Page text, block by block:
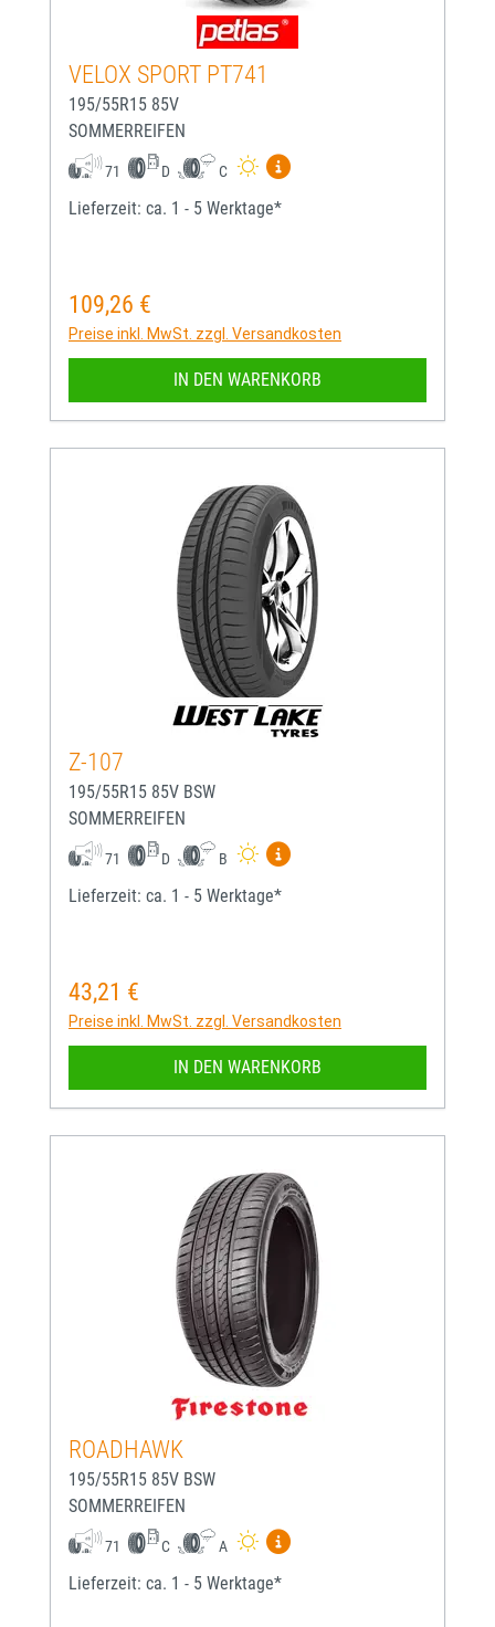
VELOX SPORT PT741
195/55R15 85V
SOMMERREIFEN
71 D C
Mehr Informationen zum
Lieferzeit: ca. 1 - 5 Werktage*
Regulärer Preis:
109,26 €
Preise inkl. MwSt. zzgl. Versandkosten
IN DEN WARENKORB
Z-107
195/55R15 85V BSW
SOMMERREIFEN
71 D B
Mehr Informationen zum
Lieferzeit: ca. 1 - 5 Werktage*
Regulärer Preis:
43,21 €
Preise inkl. MwSt. zzgl. Versandkosten
IN DEN WARENKORB
ROADHAWK
195/55R15 85V BSW
SOMMERREIFEN
71 C A
Mehr Informationen zum
Lieferzeit: ca. 1 - 5 Werktage*